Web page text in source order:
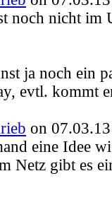
noch nicht im
ja noch ein
evtl. kommt
on
eine Idee
Netz gibt es